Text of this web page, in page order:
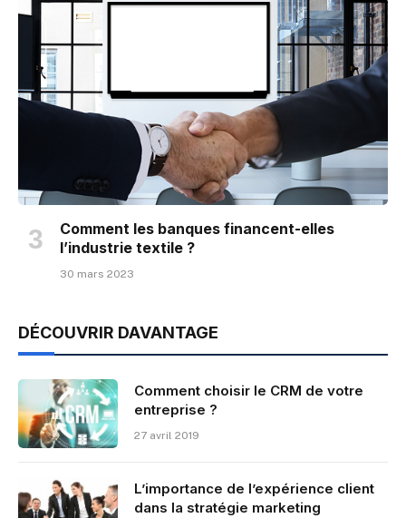
Comment les banques financent-elles
l’industrie textile ?
30 mars 2023
DÉCOUVRIR DAVANTAGE
Comment choisir le CRM de votre
entreprise ?
27 avril 2019
L’importance de l’expérience client
dans la stratégie marketing